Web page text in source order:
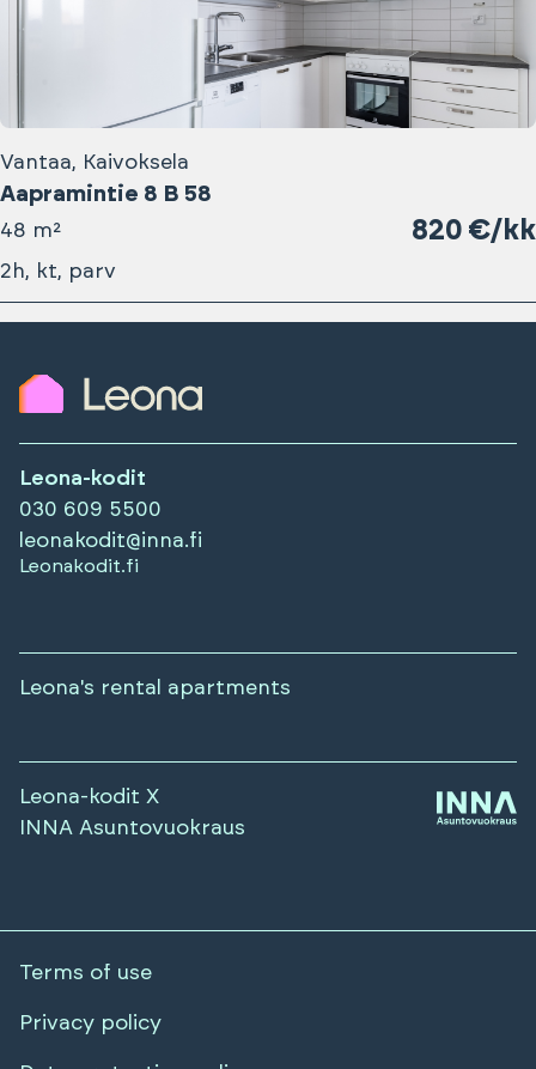
Vantaa, Kaivoksela
Aapramintie 8 B 58
48 m² 820 €/kk
2h, kt, parv
Leona-kodit
030 609 5500
leonakodit@inna.fi
Leonakodit.fi
Leona's rental apartments
Leona-kodit X
INNA Asuntovuokraus
Terms of use
Privacy policy